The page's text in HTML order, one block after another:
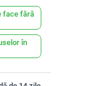
face fără
în